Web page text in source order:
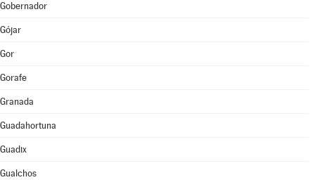
Gobernador
Gójar
Gor
Gorafe
Granada
Guadahortuna
Guadix
Gualchos